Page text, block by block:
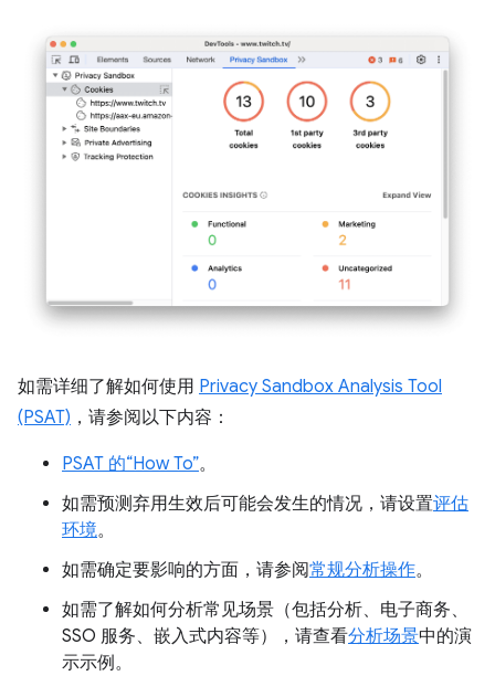
如需详细了解如何使用 Privacy Sandbox Analysis Tool
(PSAT) ，请参阅以下内容：
PSAT 的“How To”。
如需预测弃用生效后可能会发生的情况，请设置评估
环境。
如需确定要影响的方面，请参阅常规分析操作。
如需了解如何分析常见场景（包括分析、电子商务、
SSO 服务、嵌入式内容等），请查看分析场景中的演
示示例。